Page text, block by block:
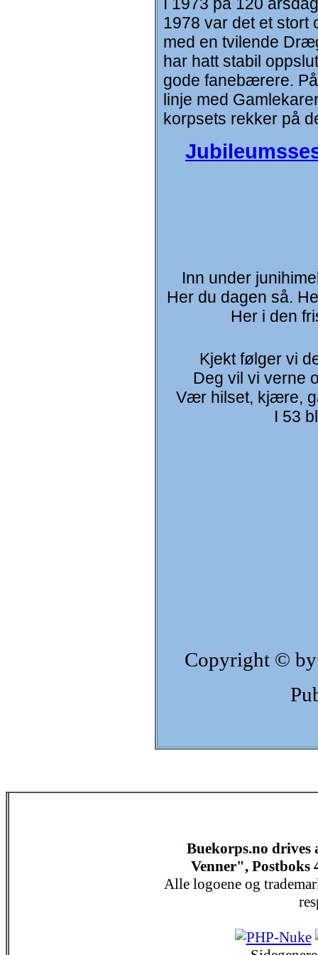
1978 var det et stort
med en tvilende
har hatt stabil
gode fanebærere.
linje med
korpsets rekker på
Inn under
Her du dagen så.
Her i den
Kjekt følger vi
Deg vil vi verne
Vær hilset, kjære,
I 53
Copyright © by
Buekorps.no drives
Venner", Postboks
Alle logoene og